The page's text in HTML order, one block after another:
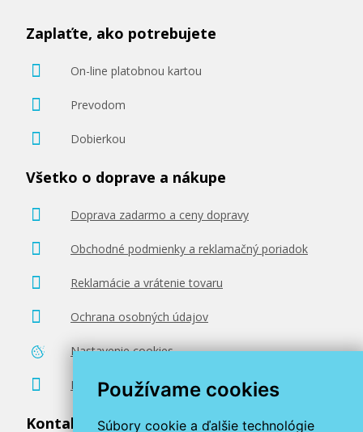
Používame cookies
Súbory cookie a ďalšie technológie
Zaplaťte, ako potrebujete
On-line platobnou kartou
Prevodom
Dobierkou
Všetko o doprave a nákupe
Doprava zadarmo a ceny dopravy
Obchodné podmienky a reklamačný poriadok
Reklamácie a vrátenie tovaru
Ochrana osobných údajov
Nastavenie cookies
Poradenstvo zadarmo
Kontaktujte nás